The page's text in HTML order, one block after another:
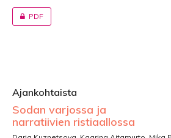
PDF
Ajankohtaista
Sodan varjossa ja
narratiivien ristiaallossa